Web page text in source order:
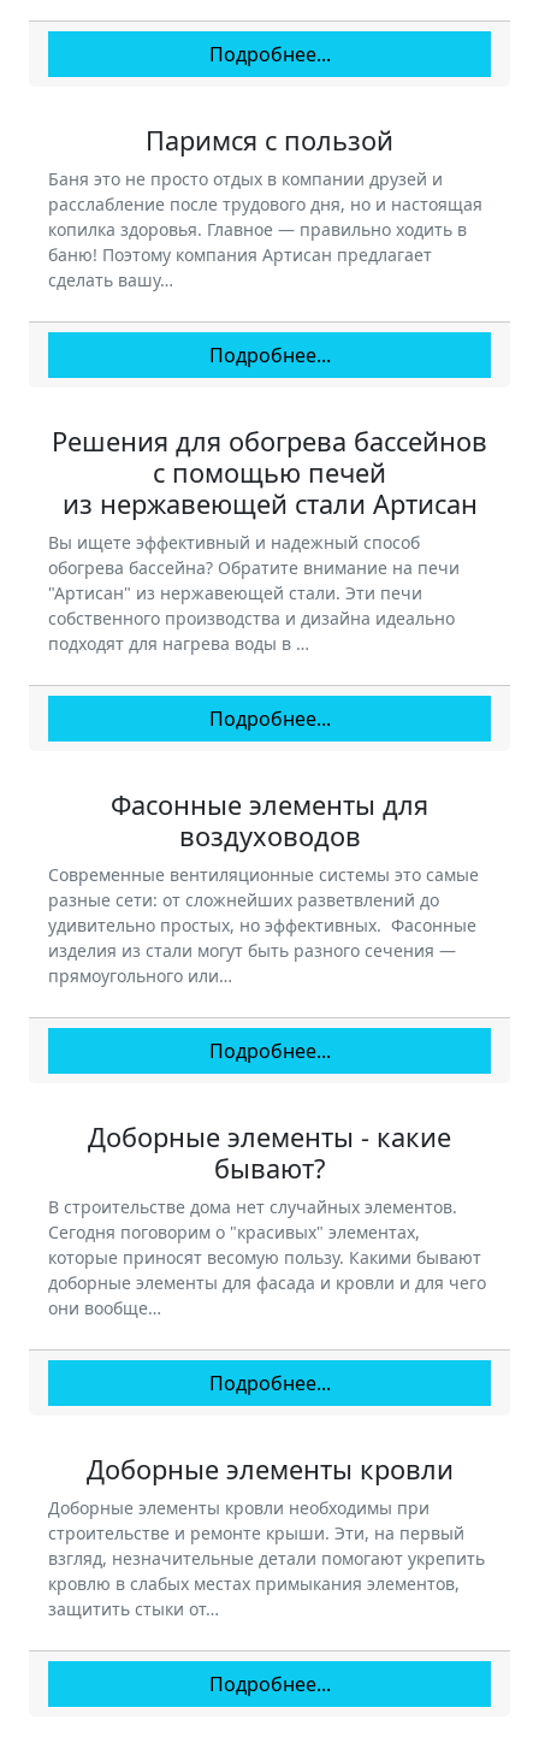
Подробнее...
Паримся с пользой
Баня это не просто отдых в компании друзей и
расслабление после трудового дня, но и настоящая
копилка здоровья. Главное — правильно ходить в
баню! Поэтому компания Артисан предлагает
сделать вашу…
Подробнее...
Решения для обогрева бассейнов
с помощью печей
из нержавеющей стали Артисан
Вы ищете эффективный и надежный способ
обогрева бассейна? Обратите внимание на печи
"Артисан" из нержавеющей стали. Эти печи
собственного производства и дизайна идеально
подходят для нагрева воды в …
Подробнее...
Фасонные элементы для
воздуховодов
Современные вентиляционные системы это самые
разные сети: от сложнейших разветвлений до
удивительно простых, но эффективных. Фасонные
изделия из стали могут быть разного сечения —
прямоугольного или…
Подробнее...
Доборные элементы - какие
бывают?
В строительстве дома нет случайных элементов.
Сегодня поговорим о "красивых" элементах,
которые приносят весомую пользу. Какими бывают
доборные элементы для фасада и кровли и для чего
они вообще…
Подробнее...
Доборные элементы кровли
Доборные элементы кровли необходимы при
строительстве и ремонте крыши. Эти, на первый
взгляд, незначительные детали помогают укрепить
кровлю в слабых местах примыкания элементов,
защитить стыки от…
Подробнее...